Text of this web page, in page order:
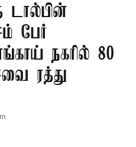
பேர்
நகரில் 80
ரத்து